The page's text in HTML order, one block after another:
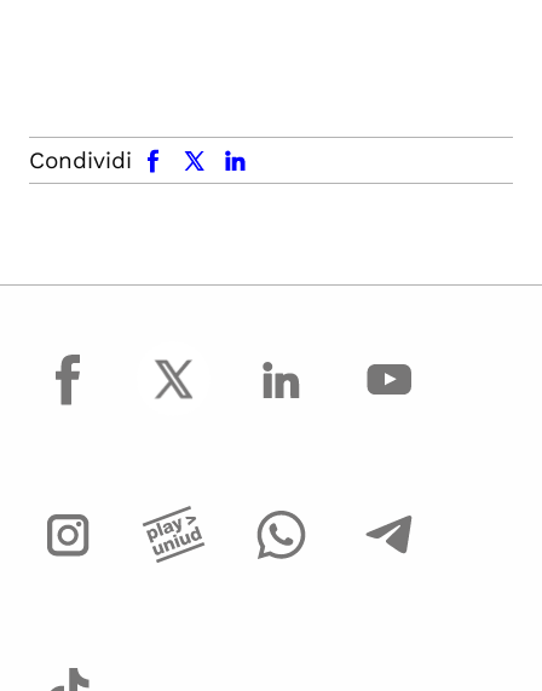
Condividi
facebook x.com linkedin
facebook